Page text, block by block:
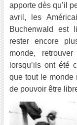
apporte dès qu’il
avril, les
Buchenwald est
rester encore
monde,
lorsqu’ils ont été
que tout le monde
de pouvoir être